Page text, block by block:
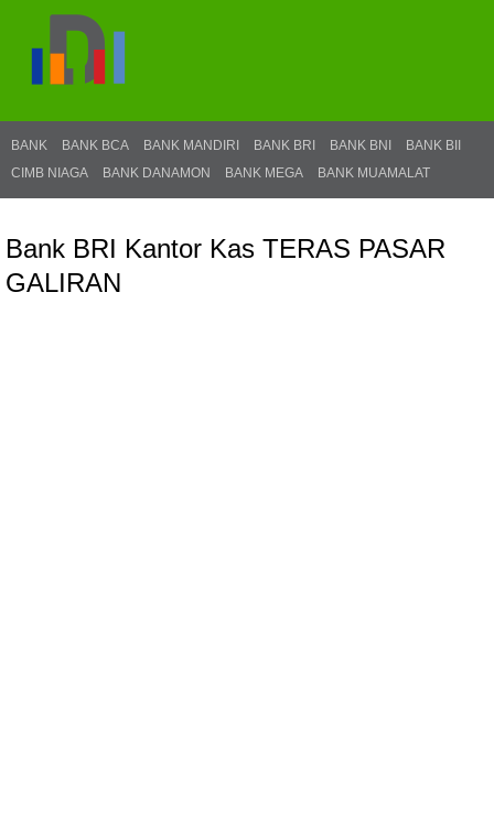
BANK BANK BCA BANK MANDIRI BANK BRI BANK BNI
BANK BII
CIMB NIAGA
BANK DANAMON BANK MEGA BANK MUAMALAT
Bank BRI Kantor Kas TERAS PASAR
GALIRAN